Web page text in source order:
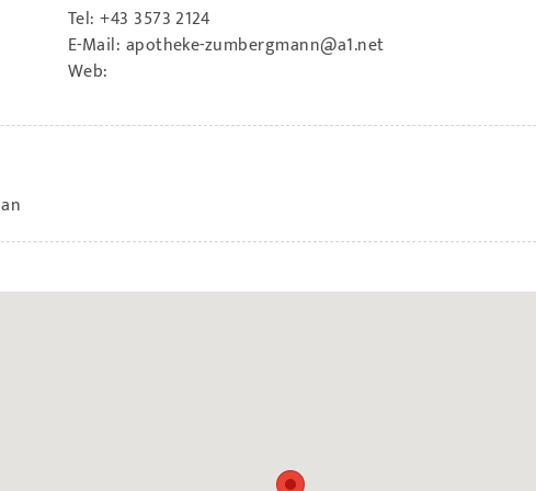
Tel:+43 3573 2124
E-Mail: apotheke-zumbergmann@a1.net
Web: